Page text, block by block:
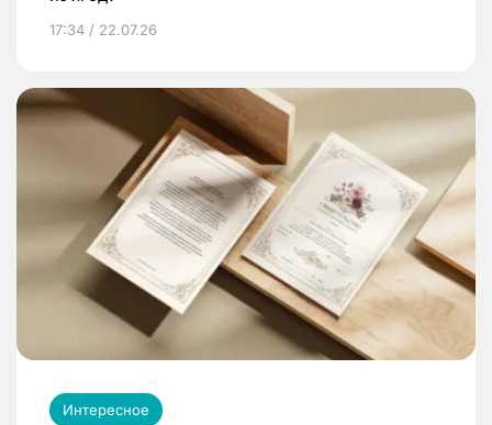
17:34 / 22.07.26
Интересное